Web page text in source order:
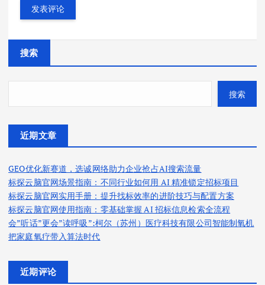
搜索
搜索
近期文章
GEO优化新赛道，选诚网络助力企业抢占AI搜索流量
标探云脑官网场景指南：不同行业如何用 AI 精准锁定招标项目
标探云脑官网实用手册：提升找标效率的进阶技巧与配置方案
标探云脑官网使用指南：零基础掌握 AI 招标信息检索全流程
会”听话”更会”读呼吸”:柯尔（苏州）医疗科技有限公司智能制氧机
把家庭氧疗带入算法时代
近期评论